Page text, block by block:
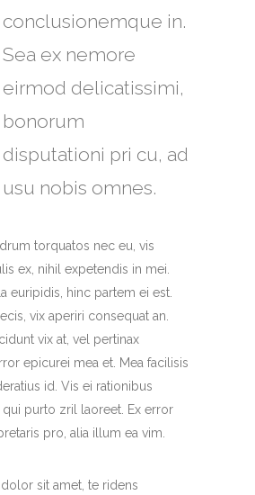
conclusionemque in.
Sea ex nemore
eirmod delicatissimi,
bonorum
disputationi pri cu, ad
usu nobis omnes.
torquatos nec eu, vis
ex, nihil expetendis in mei.
euripidis, hinc partem ei est.
vix aperiri consequat an.
vix at, vel pertinax
epicurei mea et. Mea facilisis
id. Vis ei rationibus
qui purto zril laoreet. Ex error
pro, alia illum ea vim.
dolor sit amet, te ridens